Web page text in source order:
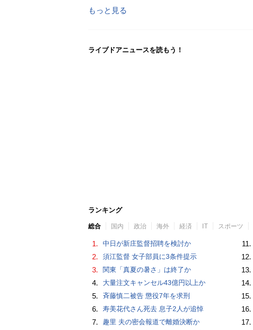
もっと見る
ライブドアニュースを読もう！
ランキング
総合 国内 政治 海外 経済 IT スポーツ
1. 中日が新庄監督招聘を検討か
2. 須江監督 女子部員に3条件提示
3. 関東「真夏の暑さ」は終了か
4. 大量注文キャンセル43億円以上か
5. 斉藤慎二被告 懲役7年を求刑
6. 寿美花代さん死去 息子2人が追悼
7. 趣里 夫の密会報道で離婚決断か
11.
12.
13.
14.
15.
16.
17.